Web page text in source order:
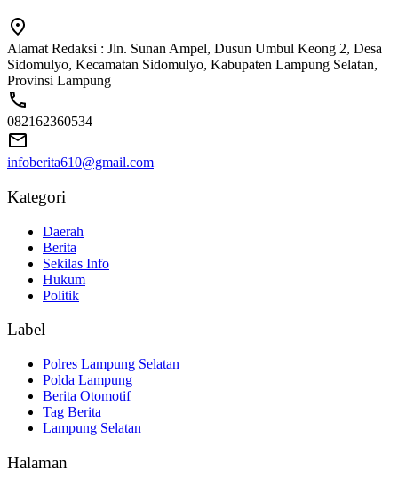
Alamat Redaksi : Jln. Sunan Ampel, Dusun Umbul Keong 2, Desa
Sidomulyo, Kecamatan Sidomulyo, Kabupaten Lampung Selatan,
Provinsi Lampung
082162360534
infoberita610@gmail.com
Kategori
Daerah
Berita
Sekilas Info
Hukum
Politik
Label
Polres Lampung Selatan
Polda Lampung
Berita Otomotif
Tag Berita
Lampung Selatan
Halaman